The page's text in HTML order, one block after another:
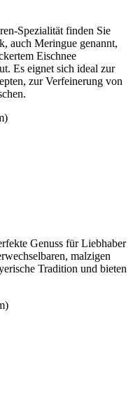
Spezialität finden Sie
auch Meringue genannt,
Eischnee
Es eignet sich ideal zur
zur Verfeinerung von
Genuss für Liebhaber
malzigen
Tradition und bieten